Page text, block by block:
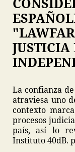
JUSTICIA
La confianza
atraviesa uno
contexto
procesos
país, así lo
Instituto 40dB.